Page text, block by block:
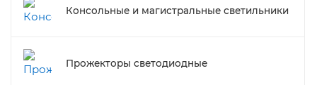
Консольные и магистральные светильники
Прожекторы светодиодные